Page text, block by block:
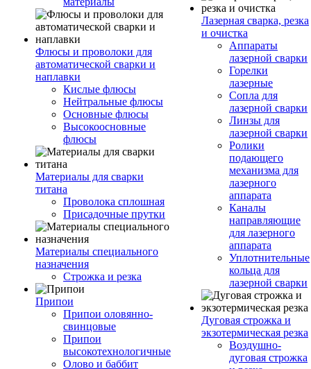
Флюсы и проволоки для
автоматической сварки и
наплавки
Кислые флюсы
Нейтральные флюсы
Основные флюсы
Высокоосновные
флюсы
Материалы для сварки
титана
Проволока сплошная
Присадочные прутки
Материалы специального
назначения
Строжка и резка
Припои
Припои оловянно-
свинцовые
Припои
высокотехнологичные
Олово и баббит
Лазерная сварка, резка
и очистка
Аппараты
лазерной сварки
Горелки
лазерные
Сопла для
лазерной сварки
Линзы для
лазерной сварки
Ролики
подающего
механизма для
лазерного
аппарата
Каналы
направляющие
для лазерного
аппарата
Уплотнительные
кольца для
лазерной сварки
Дуговая строжка и
экзотермическая резка
Воздушно-
дуговая строжка